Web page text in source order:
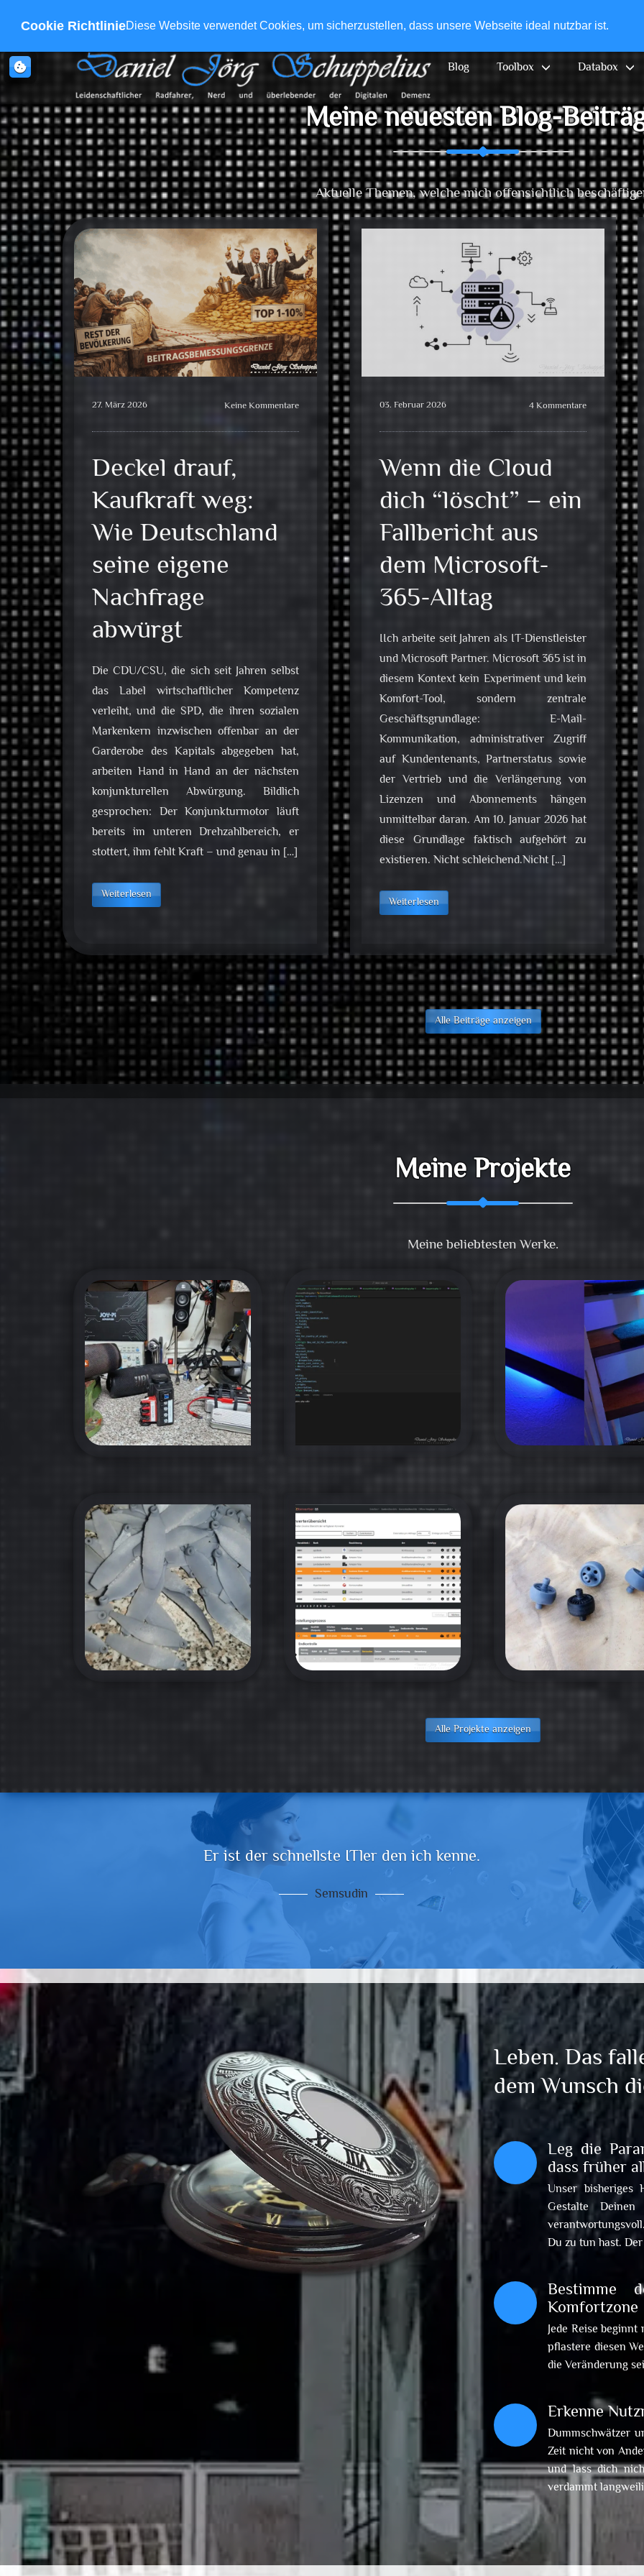
Cookie RichtlinieDiese Website verwendet Cookies, um sicherzustellen, dass unsere Webseite ideal nutzbar ist.
Blog Toolbox Databox
Meine neuesten Blog-
Aktuelle Themen, welche mich offensichtlich
27. März 2026 Keine Kommentare
Deckel drauf,
Kaufkraft weg:
Wie Deutschland
seine eigene
Nachfrage
abwürgt
Die CDU/CSU, die sich seit Jahren selbst
das Label wirtschaftlicher Kompetenz
verleiht, und die SPD, die ihren sozialen
Markenkern inzwischen offenbar an der
Garderobe des Kapitals abgegeben hat,
arbeiten Hand in Hand an der nächsten
konjunkturellen Abwürgung. Bildlich
gesprochen: Der Konjunkturmotor läuft
bereits im unteren Drehzahlbereich, er
stottert, ihm fehlt Kraft – und genau in […]
Weiterlesen
03. Februar 2026 4 Kommentare
Wenn die Cloud
dich “löscht” – ein
Fallbericht aus
dem Microsoft-
365-Alltag
IIch arbeite seit Jahren als IT-Dienstleister
und Microsoft Partner. Microsoft 365 ist in
diesem Kontext kein Experiment und kein
Komfort-Tool, sondern zentrale
Geschäftsgrundlage: E-Mail-
Kommunikation, administrativer Zugriff
auf Kundentenants, Partnerstatus sowie
der Vertrieb und die Verlängerung von
Lizenzen und Abonnements hängen
unmittelbar daran. Am 10. Januar 2026 hat
diese Grundlage faktisch aufgehört zu
existieren. Nicht schleichend.Nicht […]
Weiterlesen
Alle Beiträge anzeigen
Meine Projekte
Meine beliebtesten Werke.
Alle Projekte anzeigen
Schön, dass es dich gibt
CM-Teilnehmer
Leben. Das
dem Wunsch
Leg die
dass früher
Unser bisheriges
Gestalte
Du zu tun hast.
Bestimme
Komfortzone
Jede Reise
pflastere diesen
die Veränderung
Erkenne
Dummschwätzer
Zeit nicht von
und lass dich
verdammt
cookie